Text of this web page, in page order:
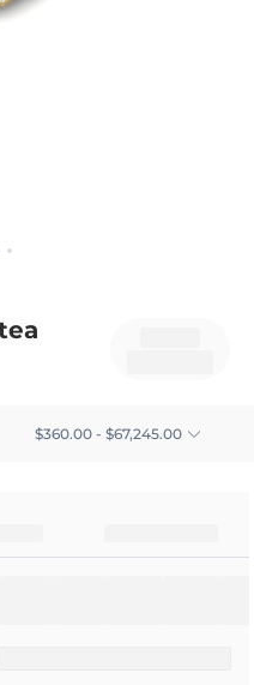
$360.00 - $67,245.00